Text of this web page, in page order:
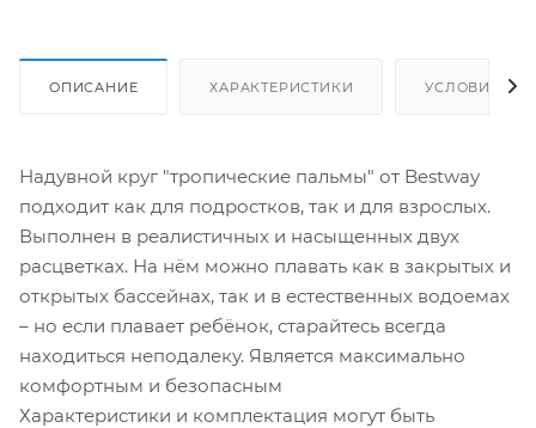
ОПИСАНИЕ ХАРАКТЕРИСТИКИ УСЛОВИЯ
Надувной круг "тропические пальмы" от Bestway
подходит как для подростков, так и для взрослых.
Выполнен в реалистичных и насыщенных двух
расцветках. На нём можно плавать как в закрытых и
открытых бассейнах, так и в естественных водоемах
– но если плавает ребёнок, старайтесь всегда
находиться неподалеку. Является максимально
комфортным и безопасным
Характеристики и комплектация могут быть